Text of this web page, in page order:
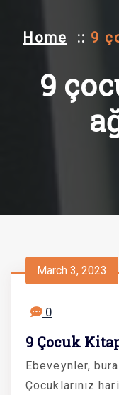
Home :: 9
9
March 3, 2023
0
9 Çocuk
Ebeveynler,
Çocuklarınız